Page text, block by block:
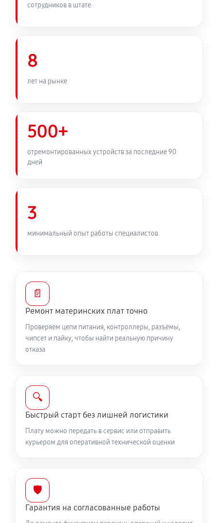
сотрудников в штате
8
лет на рынке
500+
отремонтированных устройств за последние 90
дней
3
минимальный опыт работы специалистов
📄
Ремонт материнских плат точно
Проверяем цепи питания, контроллеры, разъёмы,
чипсет и пайку, чтобы найти реальную причину
отказа
🔍
Быстрый старт без лишней логистики
Плату можно передать в сервис или отправить
курьером для оперативной технической оценки
🛡️
Гарантия на согласованные работы